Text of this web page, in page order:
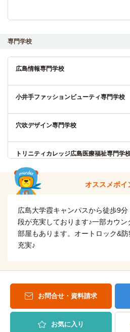
専門学校
広島情報専門学校
小井手ファッションビューティ専門学校
穴吹デザイン専門学校
トリニティカレッジ広島医療福祉専門学
代々木アニメーション学院(広島校)
広島アニマルケア専門学校
広島デンタルアカデミー専門学校
広島リゾート＆スポーツ専門学校
広島医療秘書こども専門学校
オススメポイ
広島大学霞キャンパスから徒歩9
段が充実しております♪一部カウ
部屋もあります。オートロック&
充実♪
お問合せ・資料請求
お気に入り